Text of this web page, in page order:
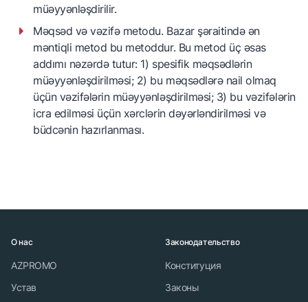
müəyyənləşdirilir.
Məqsəd və vəzifə metodu. Bazar şəraitində ən
məntiqli metod bu metoddur. Bu metod üç əsas
addımı nəzərdə tutur: 1) spesifik məqsədlərin
müəyyənləşdirilməsi; 2) bu məqsədlərə nail olmaq
üçün vəzifələrin müəyyənləşdirilməsi; 3) bu vəzifələrin
icra edilməsi üçün xərclərin dəyərləndirilməsi və
büdcənin hazırlanması.
О нас
AZPROMO
Устав
Законодательство
Конституция
Законы